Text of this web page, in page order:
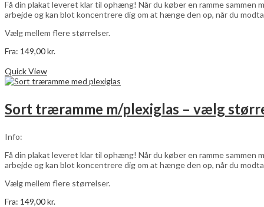
Få din plakat leveret klar til ophæng! Når du køber en ramme
arbejde og kan blot koncentrere dig om at hænge den op, når du
Vælg mellem flere størrelser.
Fra: 149,00kr.
har
Mulighederne
varesiden
Quick View
Sort træramme m/plexiglas – vælg
Info:
Få din plakat leveret klar til ophæng! Når du køber en ramme
arbejde og kan blot koncentrere dig om at hænge den op, når du
Vælg mellem flere størrelser.
Fra: 149,00kr.